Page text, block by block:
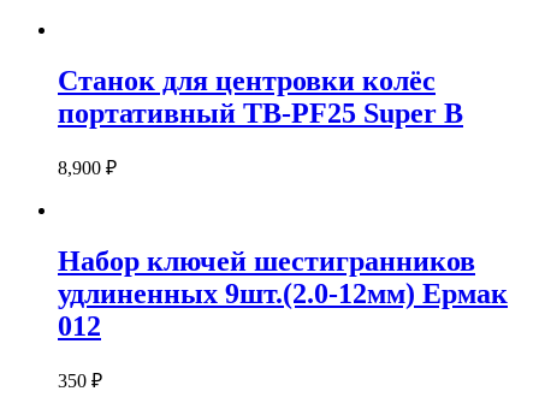
Станок для центровки колёс
портативный ТВ-PF25 Super B
8,900 ₽
Набор ключей шестигранников
удлиненных 9шт.(2.0-12мм) Ермак
012
350 ₽